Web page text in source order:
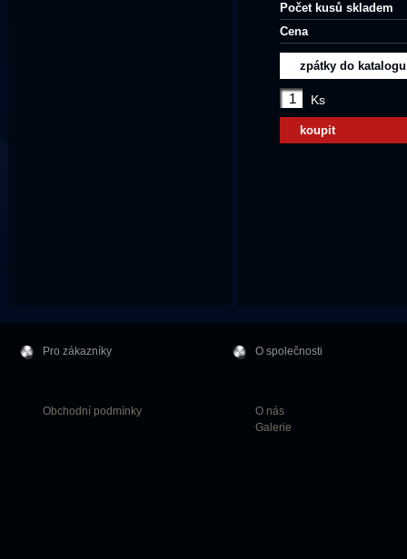
Počet kusů skladem
Cena
zpátky do katalogu
Ks
koupit
Pro zákazníky
Obchodní podmínky
O společnosti
O nás
Galerie